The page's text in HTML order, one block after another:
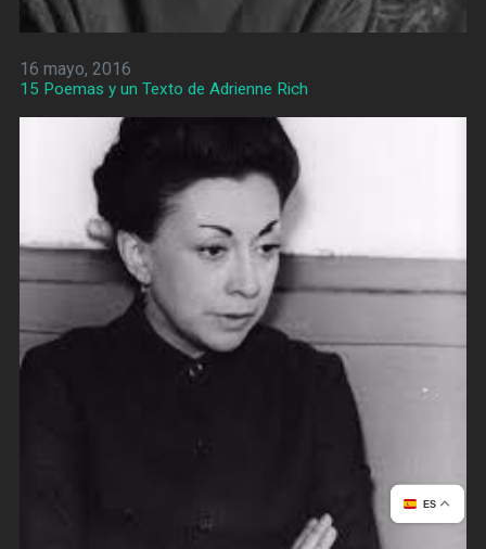
16 mayo, 2016
15 Poemas y un Texto de Adrienne Rich
ES